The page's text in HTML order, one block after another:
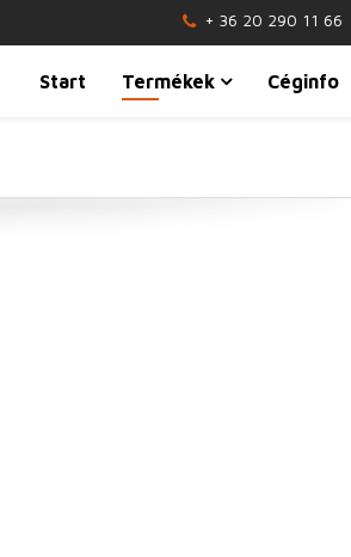
+ 36 20 290 11 66
Start Termékek Céginfo